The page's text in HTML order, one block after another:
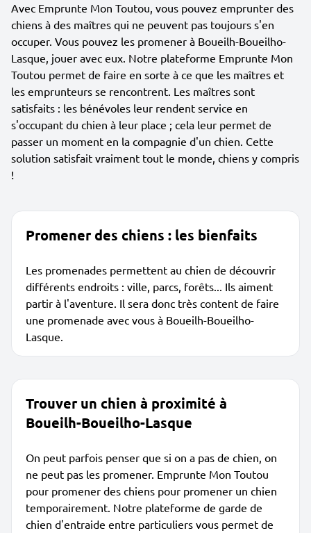
Avec Emprunte Mon Toutou, vous pouvez emprunter des
chiens à des maîtres qui ne peuvent pas toujours s'en
occuper. Vous pouvez les promener à Boueilh-Boueilho-
Lasque, jouer avec eux. Notre plateforme Emprunte Mon
Toutou permet de faire en sorte à ce que les maîtres et
les emprunteurs se rencontrent. Les maîtres sont
satisfaits : les bénévoles leur rendent service en
s'occupant du chien à leur place ; cela leur permet de
passer un moment en la compagnie d'un chien. Cette
solution satisfait vraiment tout le monde, chiens y compris
!
Promener des chiens : les bienfaits
Les promenades permettent au chien de découvrir
différents endroits : ville, parcs, forêts... Ils aiment
partir à l'aventure. Il sera donc très content de faire
une promenade avec vous à Boueilh-Boueilho-
Lasque.
Trouver un chien à proximité à
Boueilh-Boueilho-Lasque
On peut parfois penser que si on a pas de chien, on
ne peut pas les promener. Emprunte Mon Toutou
pour promener des chiens pour promener un chien
temporairement. Notre plateforme de garde de
chien d'entraide entre particuliers vous permet de